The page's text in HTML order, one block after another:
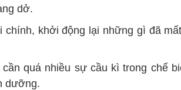
dở.
chính, khởi động lại những gì đã
quá nhiều sự cầu kì trong chế
dưỡng.